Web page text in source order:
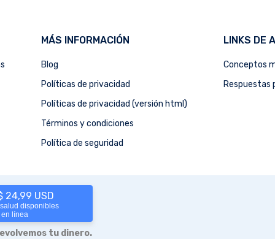
24,99 USD
disponibles
línea
tu dinero.
MÁS INFORMACIÓN
Blog
Políticas de privacidad
Políticas de privacidad (versión html)
Términos y condiciones
Política de seguridad
LINKS DE
Conceptos
Respuestas